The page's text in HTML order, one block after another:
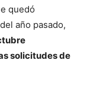
quedó
año pasado,
solicitudes de